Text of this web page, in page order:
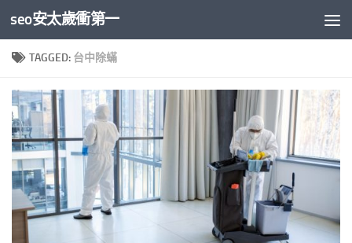
Skip to content
seo安太歲衝第一
TAGGED: 台中除蟎